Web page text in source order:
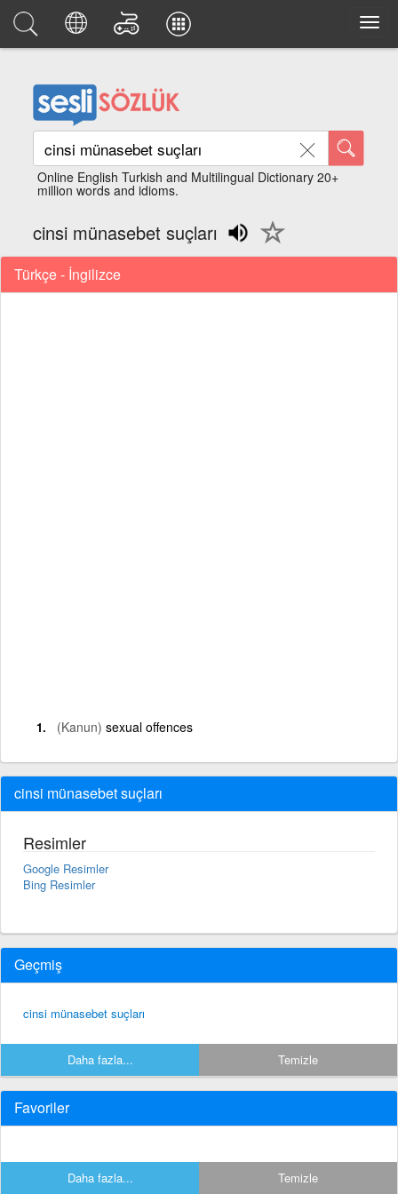
Online English Turkish and Multilingual Dictionary 20+
million words and idioms.
cinsi münasebet suçları
Türkçe - İngilizce
(Kanun) sexual offences
cinsi münasebet suçları
Resimler
Google Resimler
Bing Resimler
Geçmiş
cinsi münasebet suçları
Daha fazla... Temizle
Favoriler
Daha fazla... Temizle